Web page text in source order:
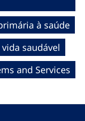
à saúde
saudável
and Services